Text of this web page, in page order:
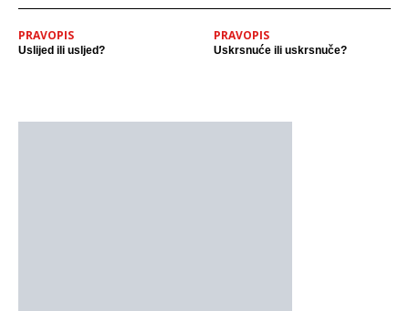
PRAVOPIS
Uslijed ili usljed?
PRAVOPIS
Uskrsnuće ili uskrsnuče?